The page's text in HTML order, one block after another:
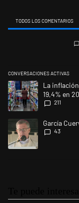
TODOS LOS COMENTARIOS
CONVERSACIONES ACTIVAS
Este listado muestra
Un artículo de
La
19,4% en
211
Un artículo deGarcía
43